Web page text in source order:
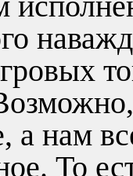
а нам
То